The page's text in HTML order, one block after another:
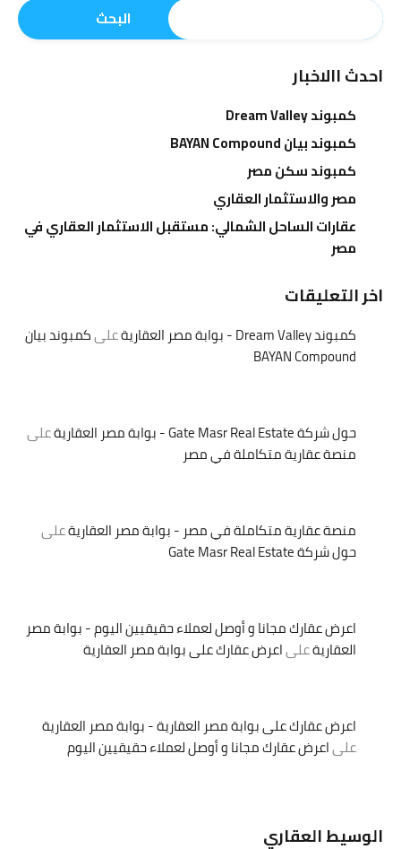
البحث
احدث االاخبار
كمبوند Dream Valley
كمبوند بيان BAYAN Compound
كمبوند سكن مصر
مصر والاستثمار العقاري
عقارات الساحل الشمالي: مستقبل الاستثمار العقاري في
مصر
اخر التعليقات
كمبوند Dream Valley - بوابة مصر العقارية علىكمبوند بيان
BAYAN Compound
حول شركة Gate Masr Real Estate - بوابة مصر العقارية
على
منصة عقارية متكاملة في مصر
منصة عقارية متكاملة في مصر - بوابة مصر العقاريةعلى
حول شركة Gate Masr Real Estate
اعرض عقارك مجانا و أوصل لعملاء حقيقيين اليوم - بوابة مصر
العقاريةعلىاعرض عقارك على بوابة مصر العقارية
اعرض عقارك على بوابة مصر العقارية - بوابة مصر العقارية
علىاعرض عقارك مجانا و أوصل لعملاء حقيقيين اليوم
الوسيط العقاري